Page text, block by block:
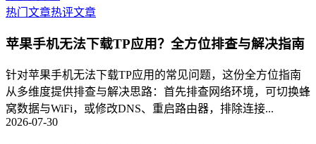
热门文章热评文章
苹果手机无法下载TP应用？全方位排查与解决指南
针对苹果手机无法下载TP应用的常见问题，这份全方位指南
从多维度提供排查与解决思路：首先排查网络环境，可切换蜂
窝数据与WiFi，或修改DNS、重启路由器，排除连接...
2026-07-30